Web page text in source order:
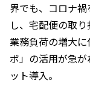
界でも、コロナ
し、宅配便の取
業務負荷の増大
ボ」の活用が急
ット導入。